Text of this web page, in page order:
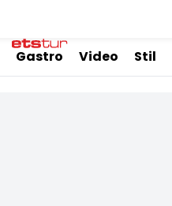
Gastro Video Stil